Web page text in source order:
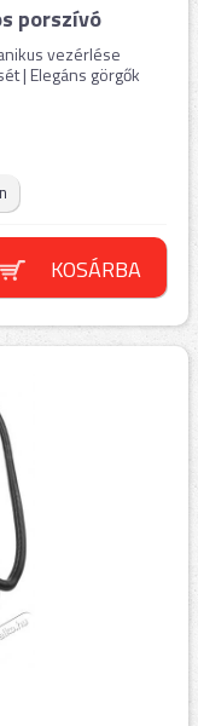
porszívó
vezérlése
| Elegáns görgők
KOSÁRBA